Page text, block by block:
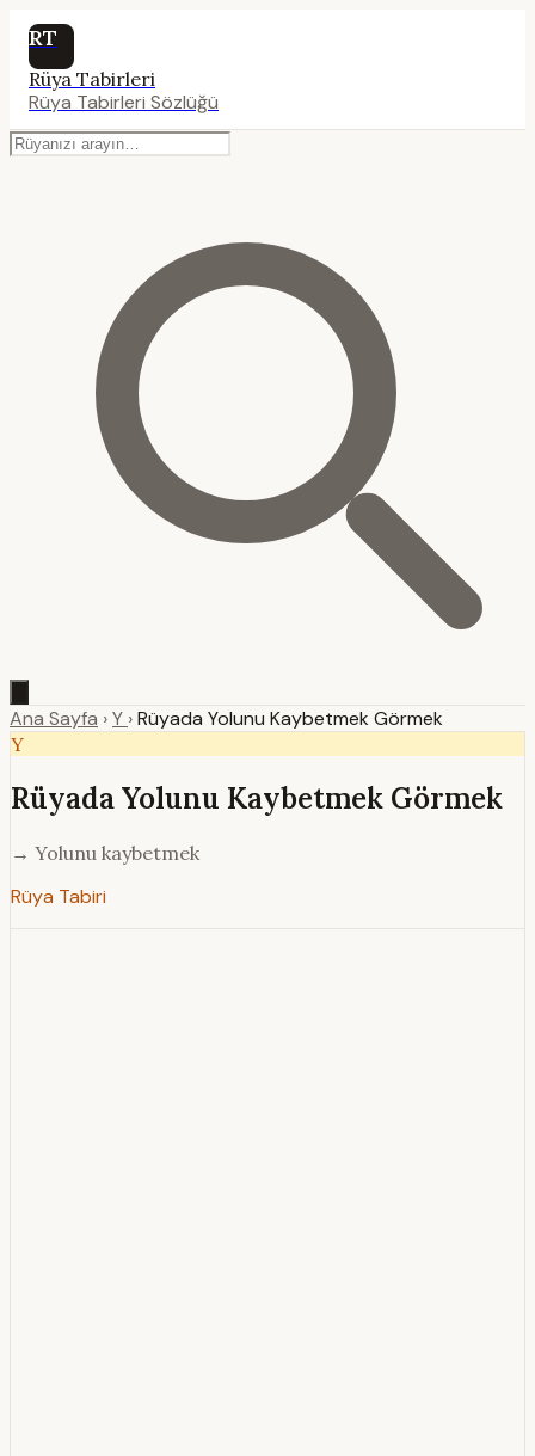
RT
Rüya Tabirleri
Rüya Tabirleri Sözlüğü
Ana Sayfa ›Y ›Rüyada Yolunu Kaybetmek Görmek
Y
Rüyada Yolunu Kaybetmek Görmek
→ Yolunu kaybetmek
Rüya Tabiri